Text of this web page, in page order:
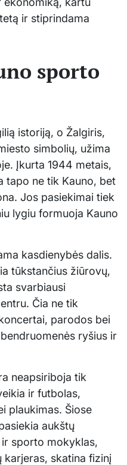
ir stiprindama
sporto
istoriją, o Žalgiris,
simbolių, užima
Įkurta 1944 metais,
tapo ne tik Kauno, bet
Jos pasiekimai tiek
lygiu formuoja Kauno
kasdienybės dalis.
tūkstančius žiūrovų,
svarbiausi
Čia ne tik
parodos bei
ryšius ir
neapsiriboja tik
ir futbolas,
plaukimas. Šiose
aukštų
sporto mokyklas,
karjeras, skatina fizinį